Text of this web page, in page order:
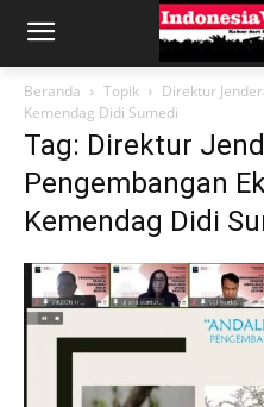
Beranda Topik
Direktur
Kemendag Didi Sumedi
Tag: Direktur
Pengembangan
Kemendag Didi